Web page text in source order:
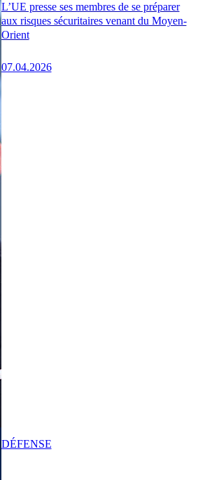
L’UE presse ses membres de se préparer
aux risques sécuritaires venant du Moyen-
Orient
07.04.2026
DÉFENSE